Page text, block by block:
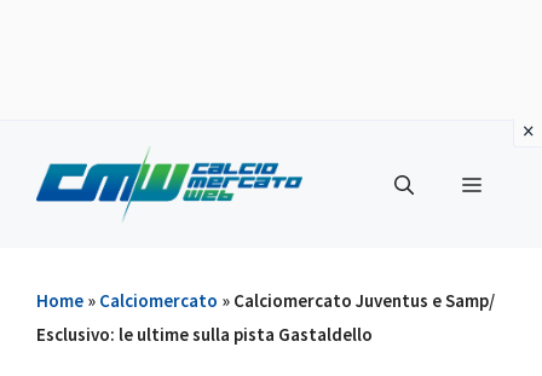
contenuto
Menu
Home » Calciomercato » Calciomercato Juventus e Samp/
Esclusivo: le ultime sulla pista Gastaldello